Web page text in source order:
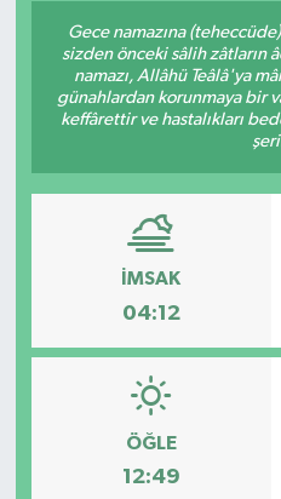
Gece namazına
sizden önceki sâlih zâtların
namazı, Allâhü Teâlâ'ya
günahlardan korunmaya bir
keffârettir ve hastalıkları
İMSAK
04:12
ÖĞLE
12:49
Son Dakika
Teknoloji